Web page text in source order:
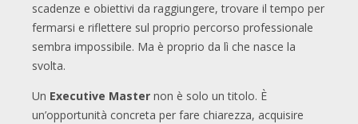
scadenze e obiettivi da raggiungere, trovare il tempo per
fermarsi e riflettere sul proprio percorso professionale
sembra impossibile. Ma è proprio da lì che nasce la
svolta.
Un Executive Master non è solo un titolo. È
un’opportunità concreta per fare chiarezza, acquisire